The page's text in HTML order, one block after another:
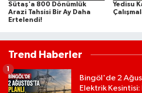
Sütaş'a 800 Dönümlük
Arazi Tahsisi Bir Ay Daha
Ertelendi!
Yedisu
Trend Haberler
Bingöl'de 2
Elektrik
1